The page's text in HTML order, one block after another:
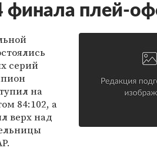
финала плей-
серий
на
84:102, а
верх над